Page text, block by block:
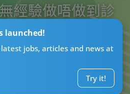
launched!
jobs, articles and news at
Try it!
經驗做唔做到診
全職最新空缺！
內容